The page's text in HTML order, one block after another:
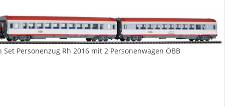
Set Personenzug Rh 2016 mit 2 Personenwagen ÖBB